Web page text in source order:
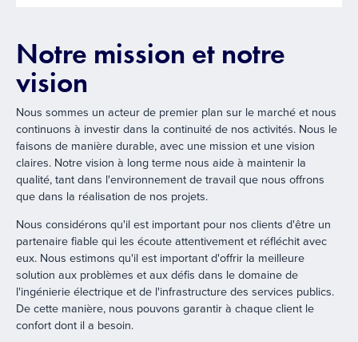
Notre mission et notre
vision
Nous sommes un acteur de premier plan sur le marché et nous
continuons à investir dans la continuité de nos activités. Nous le
faisons de manière durable, avec une mission et une vision
claires. Notre vision à long terme nous aide à maintenir la
qualité, tant dans l'environnement de travail que nous offrons
que dans la réalisation de nos projets.
Nous considérons qu'il est important pour nos clients d'être un
partenaire fiable qui les écoute attentivement et réfléchit avec
eux. Nous estimons qu'il est important d'offrir la meilleure
solution aux problèmes et aux défis dans le domaine de
l'ingénierie électrique et de l'infrastructure des services publics.
De cette manière, nous pouvons garantir à chaque client le
confort dont il a besoin.